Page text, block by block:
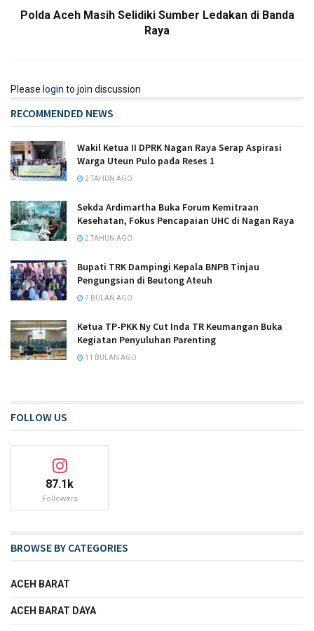
Polda Aceh Masih Selidiki Sumber Ledakan di Banda
Raya
Please login to join discussion
RECOMMENDED NEWS
Wakil Ketua II DPRK Nagan Raya Serap Aspirasi
Warga Uteun Pulo pada Reses 1
2 TAHUN AGO
Sekda Ardimartha Buka Forum Kemitraan
Kesehatan, Fokus Pencapaian UHC di Nagan Raya
2 TAHUN AGO
Bupati TRK Dampingi Kepala BNPB Tinjau
Pengungsian di Beutong Ateuh
7 BULAN AGO
Ketua TP-PKK Ny Cut Inda TR Keumangan Buka
Kegiatan Penyuluhan Parenting
11 BULAN AGO
FOLLOW US
87.1k
Followers
BROWSE BY CATEGORIES
ACEH BARAT
ACEH BARAT DAYA